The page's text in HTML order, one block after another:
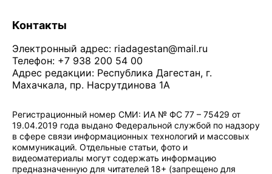
Контакты
Электронный адрес: riadagestan@mail.ru
Телефон: +7 938 200 54 00
Адрес редакции: Республика Дагестан, г.
Махачкала, пр. Насрутдинова 1А
Регистрационный номер СМИ: ИА № ФС 77 – 75429 от
19.04.2019 года выдано Федеральной службой по надзору
в сфере связи информационных технологий и массовых
коммуникаций. Отдельные статьи, фото и
видеоматериалы могут содержать информацию
предназначенную для читателей 18+ (запрещено для